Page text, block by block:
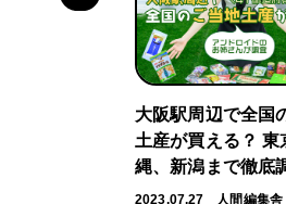
大阪駅周辺で全国
土産が買える？ 東
縄、新潟まで徹底
2023.07.27 人間編集舎